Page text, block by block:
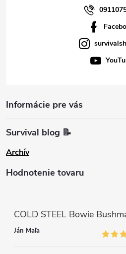
Informácie pre vás
Survival blog 📝
Archív
Hodnotenie tovaru
COLD STEEL Bowie
Ján Maľa